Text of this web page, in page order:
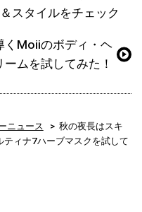
スタイルをチェック
くMoiiのボディ・ヘ
ームを試してみた！
ニュース
秋の夜長はスキ
ィナ7ハーブマスクを試して